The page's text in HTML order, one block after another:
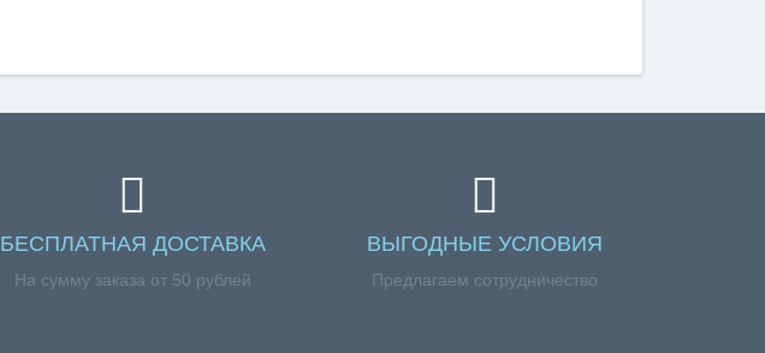
БЕСПЛАТНАЯ ДОСТАВКА
На сумму заказа от 50 рублей
ВЫГОДНЫЕ УСЛОВИЯ
Предлагаем сотрудничество